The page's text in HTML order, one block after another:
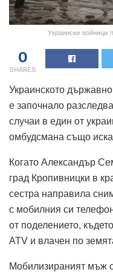
Украински войници
0
SHARES
Украинското
е започнало
случаи в един от
омбудсмана също иска
Когато Александър
град Кропивницки в
сестра направила
с мобилния си
от поделението,
ATV и влачен по
Мобилизираният мъж